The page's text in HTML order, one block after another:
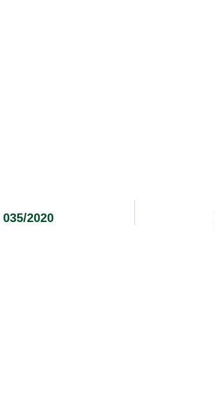
2020